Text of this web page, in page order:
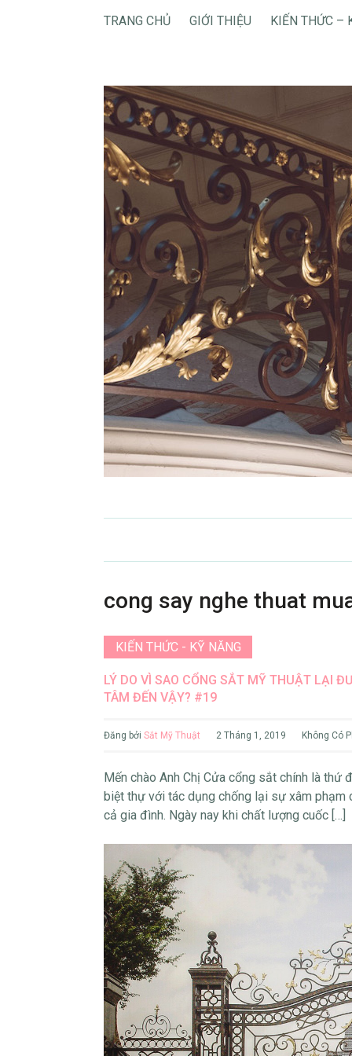
TRANG CHỦ GIỚI THIỆU KIẾN THỨC –
cong say nghe thuat
KIẾN THỨC - KỸ NĂNG
LÝ DO VÌ SAO CỔNG SẮT MỸ THUẬT LẠI
TÂM ĐẾN VẬY? #19
Đăng bởi Sắt Mỹ Thuật 2 Tháng 1, 2019 Không Có
Mến chào Anh Chị Cửa cổng sắt chính là
biệt thự với tác dụng chống lại sự xâm
cả gia đình. Ngày nay khi chất lượng cuốc […]